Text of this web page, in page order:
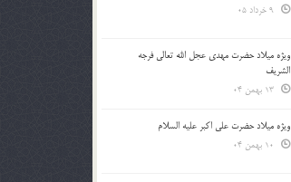
ویژه میلاد حضرت مهدی عجل الله تعالی فرجه
الشريف
ویژه میلاد حضرت علی اکبر علیه السلام